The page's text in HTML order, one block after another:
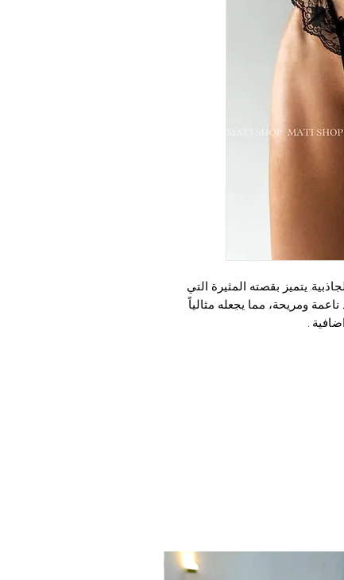
يتميز بقصته المثيرة التي
ومريحة، مما يجعله مثالياً
.